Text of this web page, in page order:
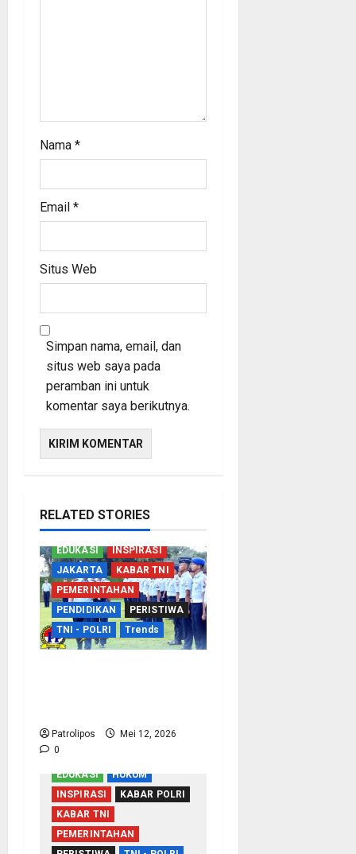
Nama *
Email *
Situs Web
Simpan nama, email, dan
situs web saya pada
peramban ini untuk
komentar saya berikutnya.
RELATED STORIES
EDUKASI
INSPIRASI
JAKARTA
KABAR TNI
PEMERINTAHAN
PENDIDIKAN
PERISTIWA
TNI - POLRI
Trends
Patrolipos
Mei 12, 2026
0
EDUKASI
HUKUM
INSPIRASI
KABAR POLRI
KABAR TNI
PEMERINTAHAN